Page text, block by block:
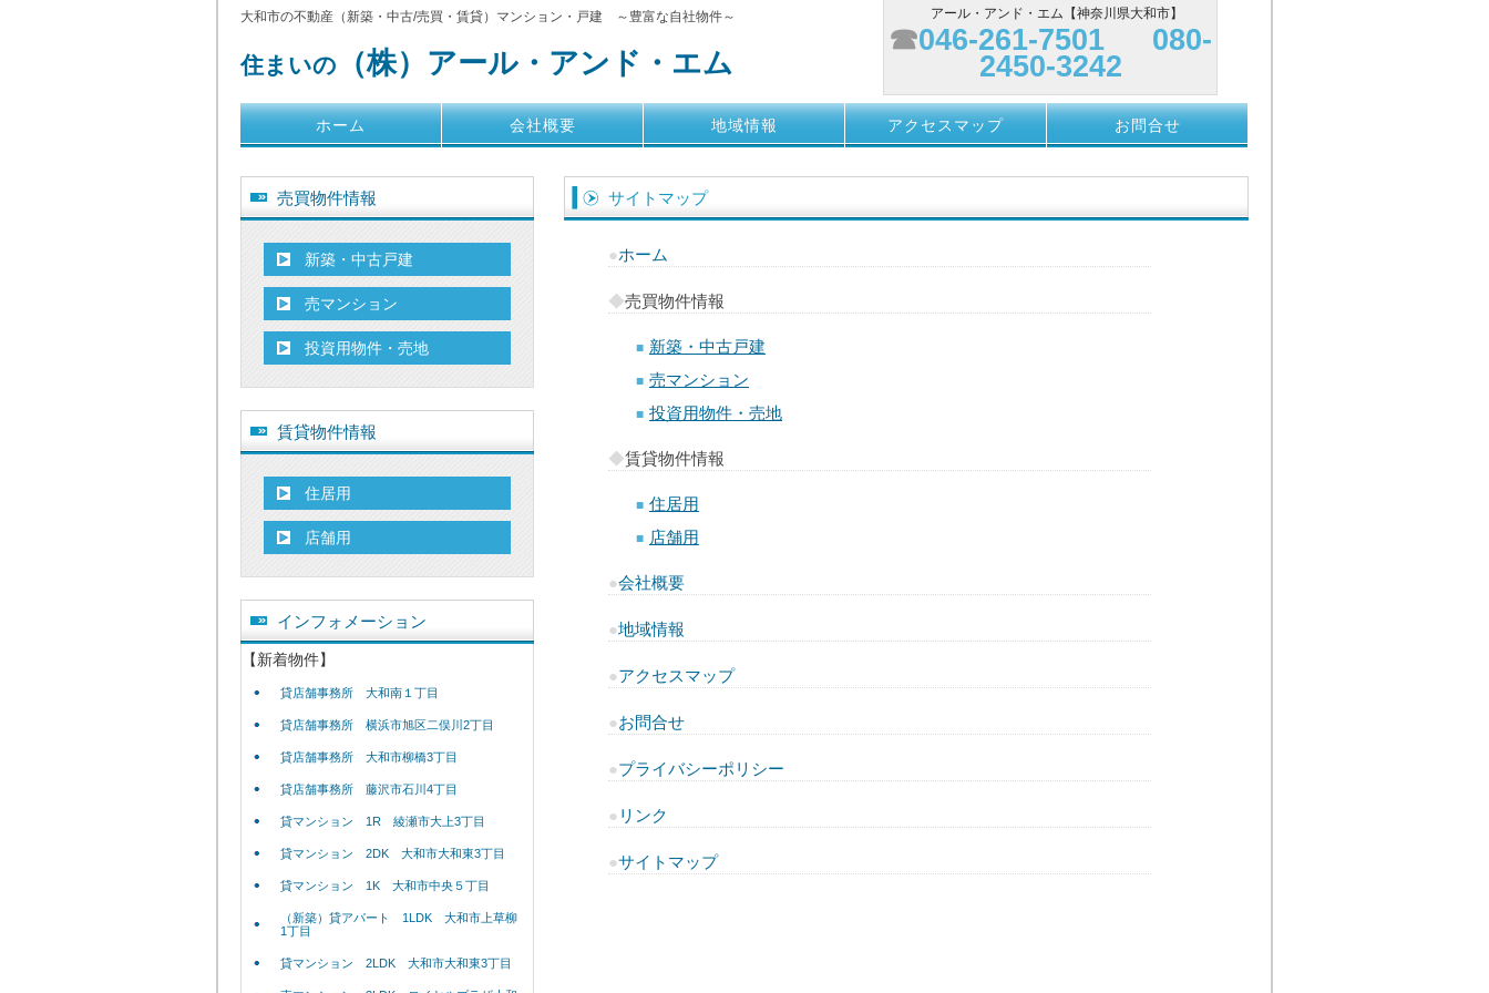
大和市の不動産（新築・中古/売買・賃貸）マンション・戸建 ～豊富な自社物件～
住まいの （株）アール・アンド・エム
アール・アンド・エム 【神奈川県大和市】
☎046-261-7501 080-
2450-3242
ホーム 会社概要 地域情報 アクセスマップ お問合せ
サイトマップ
●ホーム
◆売買物件情報
■ 新築・中古戸建
■ 売マンション
■ 投資用物件・売地
◆賃貸物件情報
■ 住居用
■ 店舗用
●会社概要
●地域情報
●アクセスマップ
●お問合せ
●プライバシーポリシー
● リンク
●サイトマップ
売買物件情報
新築・中古戸建
売マンション
投資用物件・売地
賃貸物件情報
住居用
店舗用
インフォメーション
【新着物件】
貸店舗事務所 大和南１丁目
貸店舗事務所 横浜市旭区二俣川2丁目
貸店舗事務所 大和市柳橋3丁目
貸店舗事務所 藤沢市石川4丁目
貸マンション 1R 綾瀬市大上3丁目
貸マンション 2DK 大和市大和東3丁目
貸マンション 1K 大和市中央５丁目
（新築）貸アパート 1LDK 大和市上草柳
1丁目
貸マンション 2LDK 大和市大和東3丁目